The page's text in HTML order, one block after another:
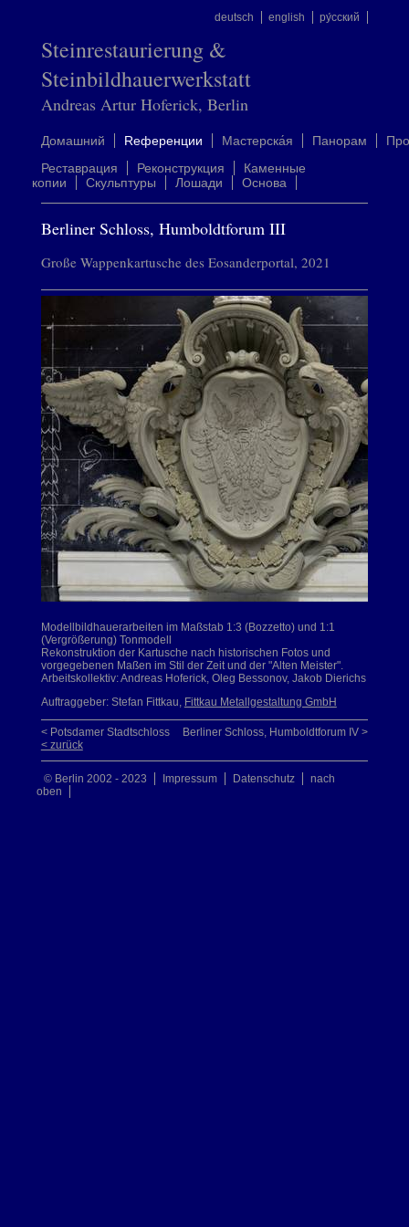
deutsch english ру́сский
Steinrestaurierung &
Steinbildhauerwerkstatt
Andreas Artur Hoferick, Berlin
Домашний Rеференции Mастерска́я Панорам
Реставрация
Реконструкция
Каменные
копии
Скульптуры Лошади Oснова
Berliner Schloss, Humboldtforum III
Große Wappenkartusche des Eosanderportal, 2021
Modellbildhauerarbeiten im Maßstab 1:3 (Bozzetto) und 1:1
(Vergrößerung) Tonmodell
Rekonstruktion der Kartusche nach historischen Fotos und
vorgegebenen Maßen im Stil der Zeit und der "Alten Meister".
Arbeitskollektiv: Andreas Hoferick, Oleg Bessonov, Jakob Dierichs
Auftraggeber: Stefan Fittkau, Fittkau Metallgestaltung GmbH
Berliner Schloss, Humboldtforum IV >
< Potsdamer Stadtschloss
< zurück
© Berlin 2002 - 2023 Impressum Datenschutz
nach
oben